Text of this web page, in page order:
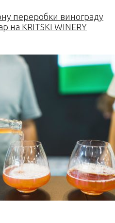
переробки винограду
на KRITSKI WINERY